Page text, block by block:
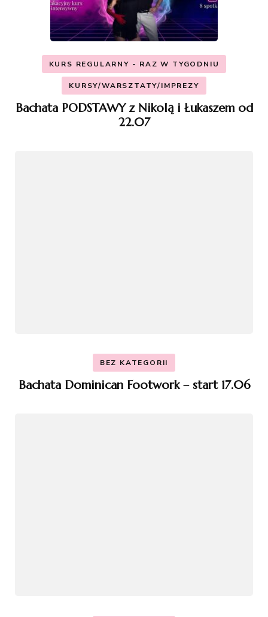
KURS REGULARNY - RAZ W TYGODNIU
KURSY/WARSZTATY/IMPREZY
Bachata PODSTAWY z Nikolą i Łukaszem od
22.07
BEZ KATEGORII
Bachata Dominican Footwork – start 17.06